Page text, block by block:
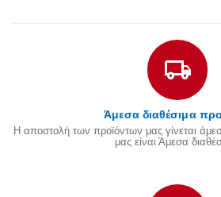
Άμεσα διαθέσιμα
Η αποστολή των προϊόντων μας γίνεται
μας είναι Άμεσα